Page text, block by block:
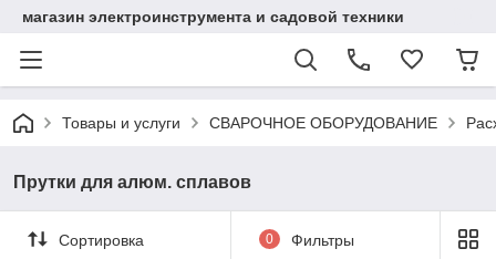
магазин электроинструмента и садовой техники
Товары и услуги СВАРОЧНОЕ ОБОРУДОВАНИЕ
Прутки для алюм. сплавов
Сортировка 0 Фильтры